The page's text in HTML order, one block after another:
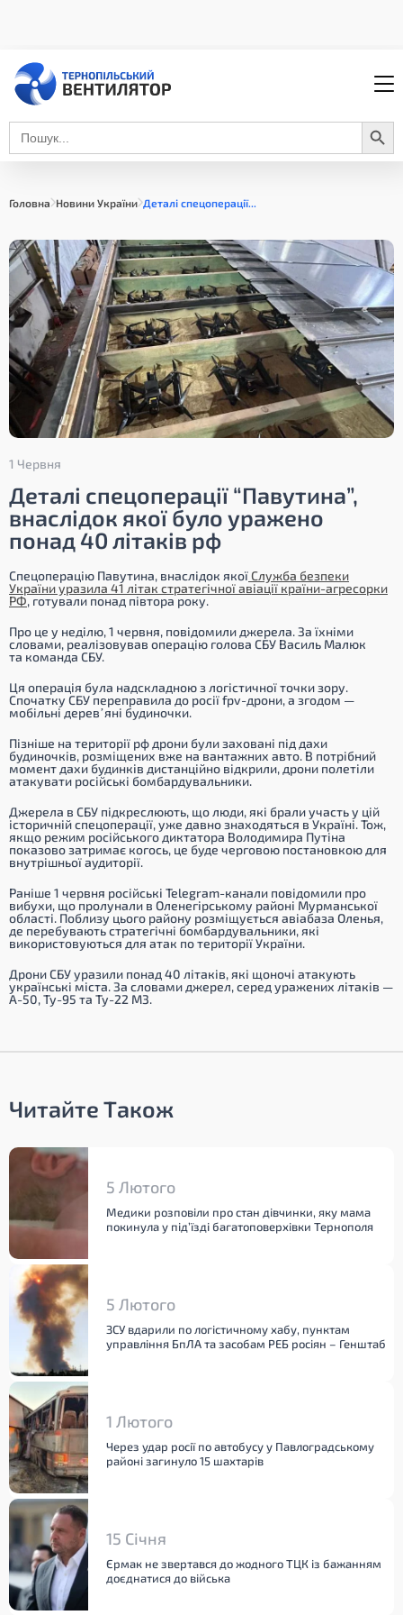
Search
for:
Search Button
Головна Новини України Деталі спецоперації...
1 Червня
Деталі спецоперації “Павутина”,
внаслідок якої було уражено
понад 40 літаків рф
Спецоперацію Павутина, внаслідок якоїСлужба безпеки
України уразила 41 літак стратегічної авіації країни-агресорки
РФ, готували понад півтора року.
Про це у неділю, 1 червня, повідомили джерела. За їхніми
словами, реалізовував операцію голова СБУ Василь Малюк
та команда СБУ.
Ця операція була надскладною з логістичної точки зору.
Спочатку СБУ переправила до росії fpv-дрони, а згодом —
мобільні деревʼяні будиночки.
Пізніше на території рф дрони були заховані під дахи
будиночків, розміщених вже на вантажних авто. В потрібний
момент дахи будинків дистанційно відкрили, дрони полетіли
атакувати російські бомбардувальники.
Джерела в СБУ підкреслюють, що люди, які брали участь у цій
історичній спецоперації, уже давно знаходяться в Україні. Тож,
якщо режим російського диктатора Володимира Путіна
показово затримає когось, це буде черговою постановкою для
внутрішньої аудиторії.
Раніше 1 червня російські Telegram-канали повідомили про
вибухи, що пролунали в Оленегірському районі Мурманської
області. Поблизу цього району розміщується авіабаза Оленья,
де перебувають стратегічні бомбардувальники, які
використовуються для атак по території України.
Дрони СБУ уразили понад 40 літаків, які щоночі атакують
українські міста. За словами джерел, серед уражених літаків —
А-50, Ту-95 та Ту-22 М3.
Читайте Також
5 Лютого
Медики розповіли про стан дівчинки, яку мама
покинула у під’їзді багатоповерхівки Тернополя
5 Лютого
ЗСУ вдарили по логістичному хабу, пунктам
управління БпЛА та засобам РЕБ росіян – Генштаб
1 Лютого
Через удар росії по автобусу у Павлоградському
районі загинуло 15 шахтарів
15 Січня
Єрмак не звертався до жодного ТЦК із бажанням
доєднатися до війська